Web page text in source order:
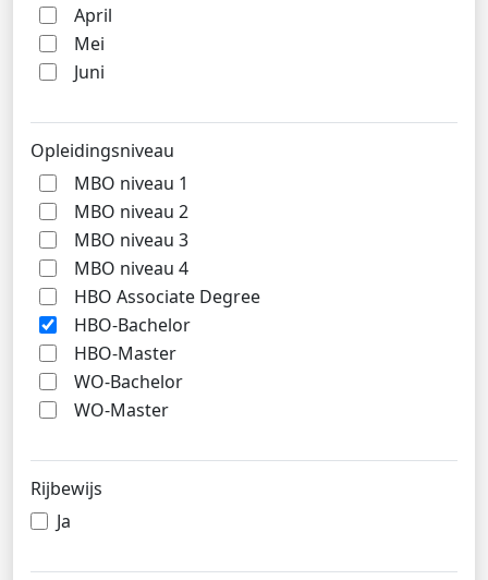
April
Mei
Juni
Opleidingsniveau
MBO niveau 1
MBO niveau 2
MBO niveau 3
MBO niveau 4
HBO Associate Degree
HBO-Bachelor
HBO-Master
WO-Bachelor
WO-Master
Rijbewijs
Ja